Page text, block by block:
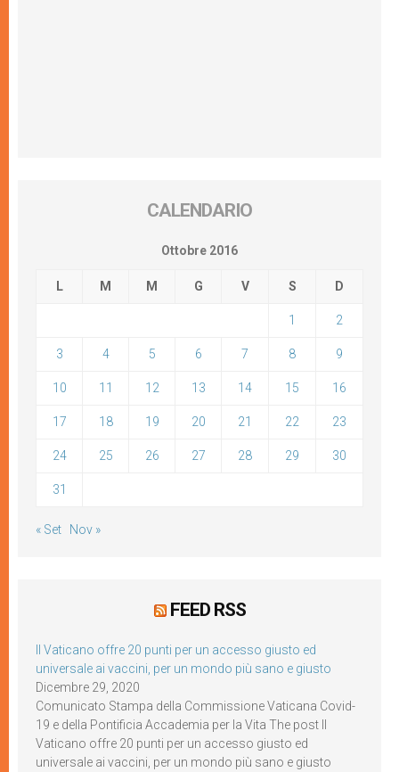
CALENDARIO
Ottobre 2016
L M M G V S D
1 2
3 4 5 6 7 8 9
10 11 12 13 14 15 16
17 18 19 20 21 22 23
24 25 26 27 28 29 30
31
« Set Nov »
FEED RSS
Il Vaticano offre 20 punti per un accesso giusto ed
universale ai vaccini, per un mondo più sano e giusto
Dicembre 29, 2020
Comunicato Stampa della Commissione Vaticana Covid-
19 e della Pontificia Accademia per la Vita The post Il
Vaticano offre 20 punti per un accesso giusto ed
universale ai vaccini, per un mondo più sano e giusto